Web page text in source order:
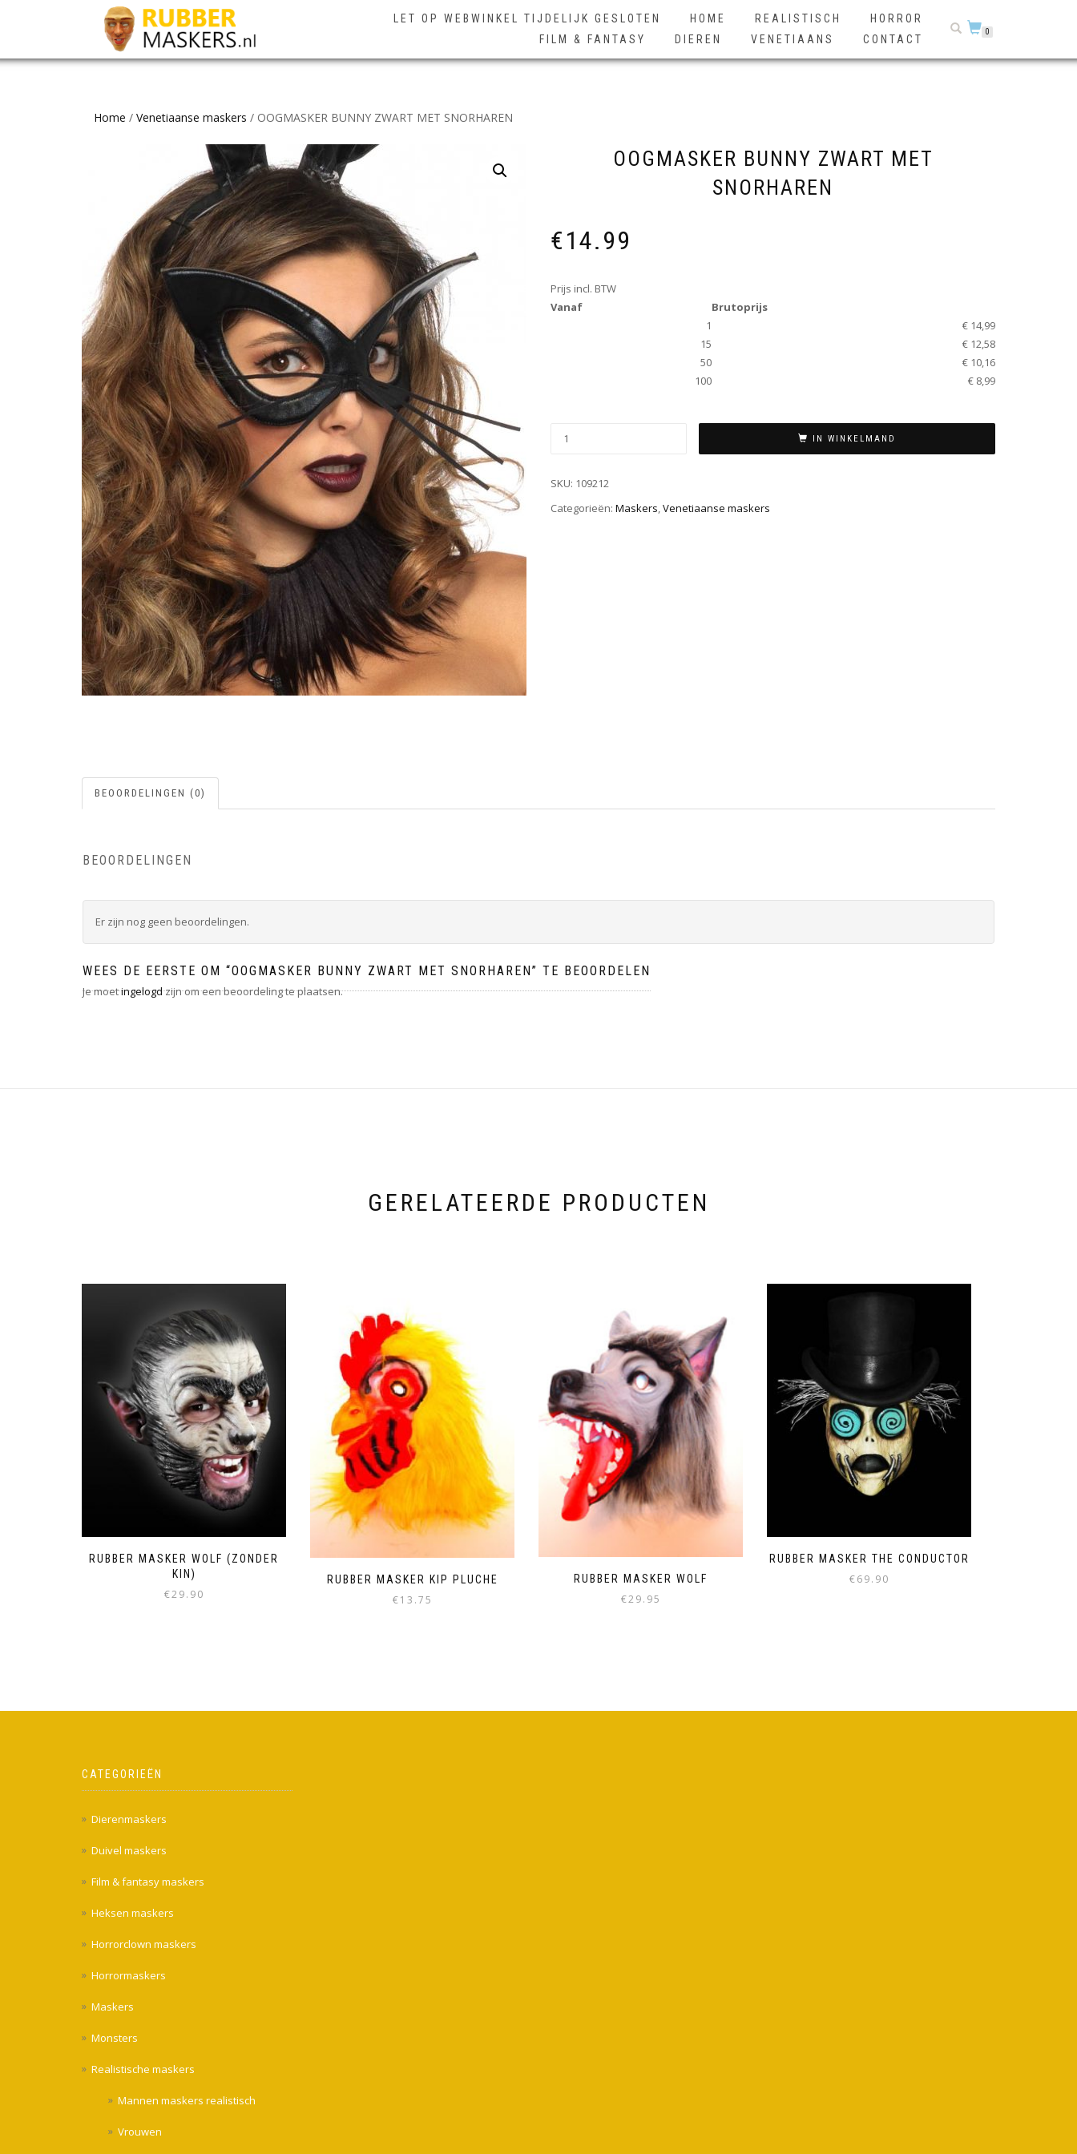
LET OP WEBWINKEL TIJDELIJK GESLOTEN HOME REALISTISCH
HORROR
FILM & FANTASY
DIEREN VENETIAANS CONTACT
0
Home / Venetiaanse maskers / OOGMASKER BUNNY ZWART MET SNORHAREN
OOGMASKER BUNNY ZWART MET
SNORHAREN
€14.99
Prijs incl. BTW
Vanaf
Brutoprijs
1
€ 14,99
15
€ 12,58
50
€ 10,16
100
€ 8,99
IN WINKELMAND
SKU: 109212
Categorieën: Maskers Venetiaanse maskers
BEOORDELINGEN (0)
BEOORDELINGEN
Er zijn nog geen beoordelingen.
WEES DE EERSTE OM “OOGMASKER BUNNY ZWART MET SNORHAREN” TE BEOORDELEN
Je moetingelogdzijn om een beoordeling te plaatsen.
GERELATEERDE PRODUCTEN
RUBBER MASKER WOLF (ZONDER
KIN)
€29.90
RUBBER MASKER KIP PLUCHE
€13.75
RUBBER MASKER WOLF
€29.95
RUBBER MASKER THE CONDUCTOR
€69.90
CATEGORIEËN
Dierenmaskers
Duivel maskers
Film & fantasy maskers
Heksen maskers
Horrorclown maskers
Horrormaskers
Maskers
Monsters
Realistische maskers
Mannen maskers realistisch
Vrouwen